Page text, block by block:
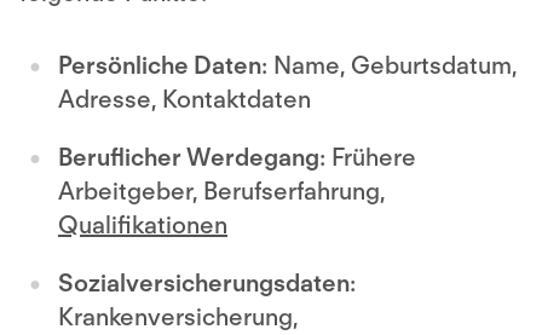
Persönliche Daten: Name, Geburtsdatum,
Adresse, Kontaktdaten
Beruflicher Werdegang: Frühere
Arbeitgeber, Berufserfahrung,
Qualifikationen
Sozialversicherungsdaten:
Krankenversicherung,